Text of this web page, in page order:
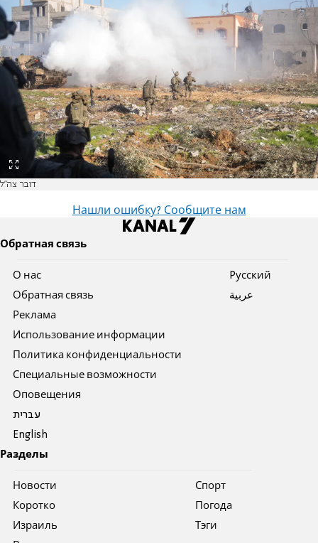
דובר צה"ל
Нашли ошибку? Сообщите нам
Обратная связь
О нас
Обратная связь
Реклама
Использование информации
Политика конфиденциальности
Специальные возможности
Оповещения
עברית
English
Pусский
عربية
Разделы
Новости
Коротко
Израиль
Спорт
Погода
Тэги